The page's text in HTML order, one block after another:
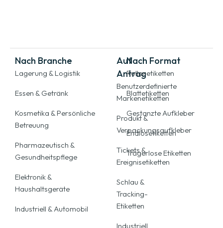
Nach Branche
Lagerung & Logistik
Essen & Getränk
Kosmetika & Persönliche
Betreuung
Pharmazeutisch &
Gesundheitspflege
Elektronik &
Haushaltsgeräte
Industriell & Automobil
Auf
Antrag
Benutzerdefinierte
Markenetiketten
Produkt &
Verpackungsaufkleber
Tickets &
Ereignisetiketten
Schlau &
Tracking-
Etiketten
Industriell
Nach Format
Rollenetiketten
Blattetiketten
Gestanzte Aufkleber
Endlosetiketten
Trägerlose Etiketten